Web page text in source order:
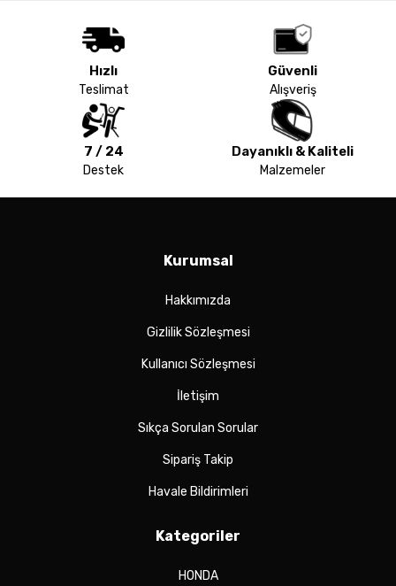
Hızlı
Teslimat
Güvenli
Alışveriş
7 / 24
Destek
Dayanıklı & Kaliteli
Malzemeler
Kurumsal
Hakkımızda
Gizlilik Sözleşmesi
Kullanıcı Sözleşmesi
İletişim
Sıkça Sorulan Sorular
Sipariş Takip
Havale Bildirimleri
Kategoriler
HONDA